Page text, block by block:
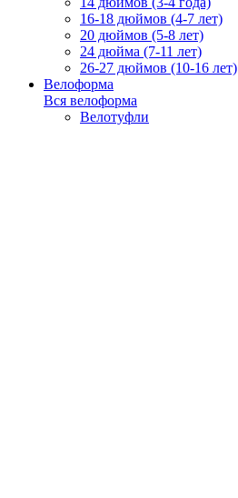
16-18 дюймов (4-7 лет)
20 дюймов (5-8 лет)
24 дюйма (7-11 лет)
26-27 дюймов (10-16 лет)
Велоформа
Вся велоформа
Велотуфли